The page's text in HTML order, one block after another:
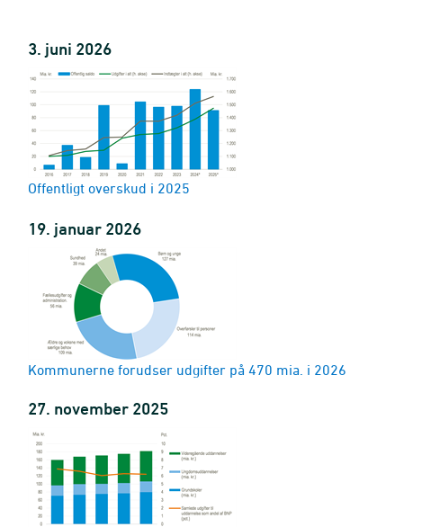
3. juni 2026
Offentligt overskud i 2025
19. januar 2026
Kommunerne forudser udgifter på 470 mia. i 2026
27. november 2025